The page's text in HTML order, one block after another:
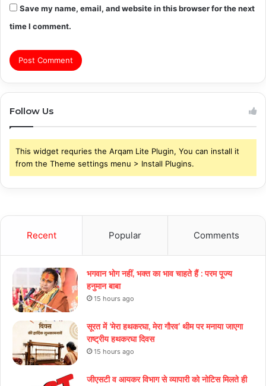
Save my name, email, and website in this browser for the next
time I comment.
Follow Us
This widget requries the Arqam Lite Plugin, You can install it
from the Theme settings menu > Install Plugins.
Recent Popular Comments
भगवान भोग नहीं, भक्त का भाव चाहते हैं : परम पूज्य
हनुमान बाबा
15 hours ago
सूरत में ‘मेरा हथकरघा, मेरा गौरव’ थीम पर मनाया जाएगा
राष्ट्रीय हथकरघा दिवस
15 hours ago
जीएसटी व आयकर विभाग से व्यापारी को नोटिस मिलते ही